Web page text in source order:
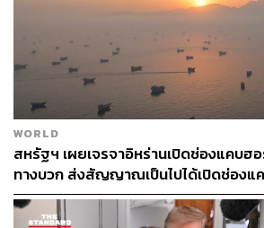
แหล่งพลังงานใหม่ อ่าวเปอร์เซีย
LNG
Exxon Mobil Qatar
Saudi Arabia
Iran Israel
ตะวันออกกลาง
WORLD
สหรัฐฯ เผยเจรจาอิหร่านเปิดช่องแคบฮ
ทางบวก ส่งสัญญาณเป็นไปได้เปิดช่องแ